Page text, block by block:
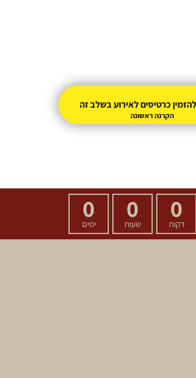
0
דקות
0
שעות
0
ימים
כרטיסים לאירוע בשלב זה